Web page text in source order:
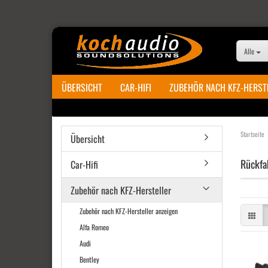
Alle
ÜBERSICHT CAR-HIFI ZUBEHÖR NACH KFZ-
Startseite
Übersicht
Car-Hifi
Zubehör nach KFZ-Hersteller
Zubehör nach KFZ-Hersteller anzeigen
Alfa Romeo
Audi
Bentley